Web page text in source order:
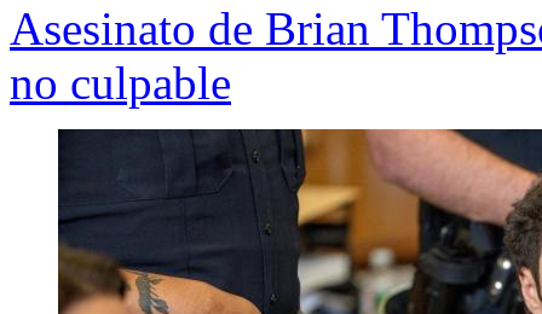
Asesinato de Brian
no culpable